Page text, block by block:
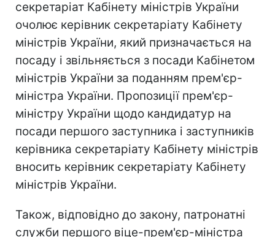
секретаріат Кабінету міністрів України
очолює керівник секретаріату Кабінету
міністрів України, який призначається на
посаду і звільняється з посади Кабінетом
міністрів України за поданням прем'єр-
міністра України. Пропозиції прем'єр-
міністру України щодо кандидатур на
посади першого заступника і заступників
керівника секретаріату Кабінету міністрів
вносить керівник секретаріату Кабінету
міністрів України.
Також, відповідно до закону, патронатні
служби першого віце-прем'єр-міністра